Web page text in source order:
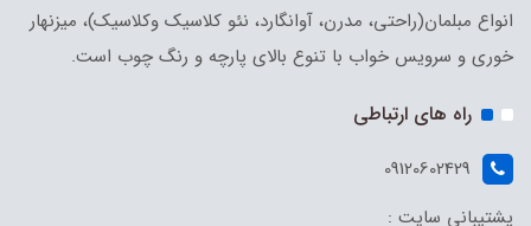
انواع مبلمان(راحتی، مدرن، آوانگارد، نئو کلاسیک وکلاسیک)، میزنهار
خوری و سرویس خواب با تنوع بالای پارچه و رنگ چوب است.
راه های ارتباطی
09120602429
پشتیبانی سایت :